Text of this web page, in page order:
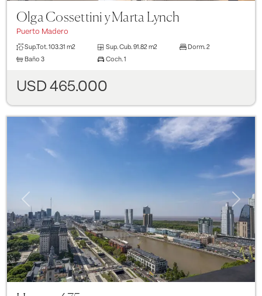
Olga Cossettini y Marta Lynch
Puerto Madero
Sup.Tot. 103.31 m2 Sup. Cub. 91.82 m2 Dorm. 2
Baño 3 Coch. 1
USD 465.000
Previous